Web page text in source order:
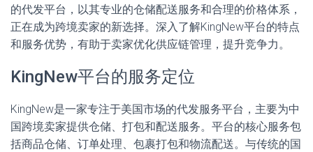
的代发平台，以其专业的仓储配送服务和合理的价格体系，
正在成为跨境卖家的新选择。深入了解KingNew平台的特点
和服务优势，有助于卖家优化供应链管理，提升竞争力。
KingNew平台的服务定位
KingNew是一家专注于美国市场的代发服务平台，主要为中
国跨境卖家提供仓储、打包和配送服务。平台的核心服务包
括商品仓储、订单处理、包裹打包和物流配送。与传统的国